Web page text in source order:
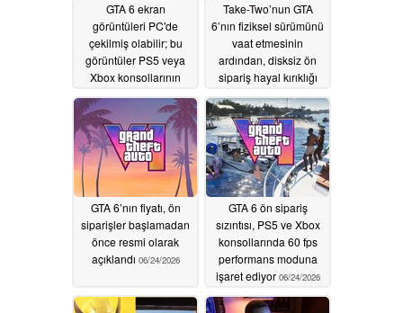
GTA 6 ekran
görüntüleri PC'de
çekilmiş olabilir; bu
görüntüler PS5 veya
Xbox konsollarının
yansıtmayabilir
06/25/2026
Take-Two’nun GTA
6’nın fiziksel sürümünü
vaat etmesinin
ardından, disksiz ön
sipariş hayal kırıklığı
06/25/2026
GTA 6’nın fiyatı, ön
siparişler başlamadan
önce resmi olarak
açıklandı 06/24/2026
GTA 6 ön sipariş
sızıntısı, PS5 ve Xbox
konsollarında 60 fps
performans moduna
işaret ediyor 06/24/2026